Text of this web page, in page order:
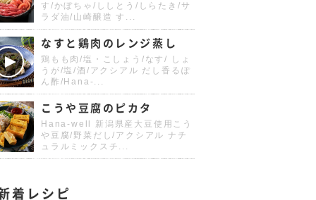
す/かぼちゃ/ししとう/しらたき/サ
ラダ油/山崎醸造 す...
なすと鶏肉のレンジ蒸し
鶏もも肉/塩・こしょう/なす/ しょ
うが/塩/酒/アクシアル だし香るぽ
ん酢/Hana-...
こうや豆腐のピカタ
Hana-well 新潟県産大豆使用こう
や豆腐/野菜だし/アクシアル ナチ
ュラルミックスチ...
着レシピ